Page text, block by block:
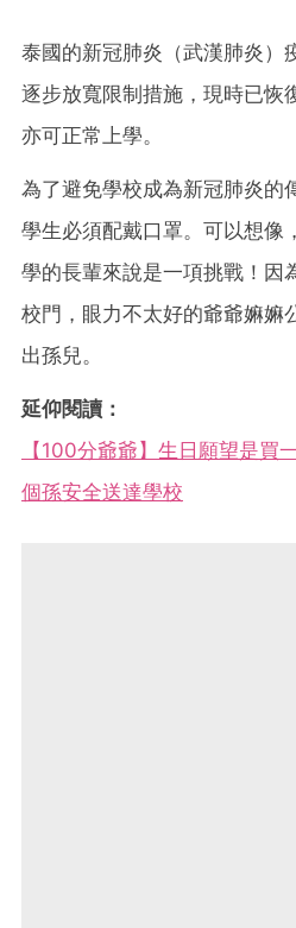
泰國的新冠肺炎（武漢肺炎）
逐步放寬限制措施，現時已恢
亦可正常上學。
為了避免學校成為新冠肺炎的
學生必須配戴口罩。可以想像
學的長輩來說是一項挑戰！因
校門，眼力不太好的爺爺嫲嫲
出孫兒。
延仰閱讀：
【100分爺爺】生日願望是買
個孫安全送達學校